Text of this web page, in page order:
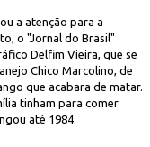
a atenção para a
o "Jornal do Brasil"
Delfim Vieira, que se
Chico Marcolino, de
que acabara de matar.
tinham para comer
até 1984.